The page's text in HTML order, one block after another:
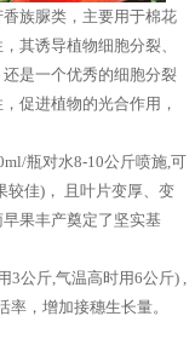
族脲类，主要用于棉花
其诱导植物细胞分裂、
是一个优秀的细胞分裂
促进植物的光合作用，
瓶对水8-10公斤喷施,可
较佳)， 且叶片变厚、变
果丰产奠定了坚实基
3公斤,气温高时用6公斤) ,
，增加接穗生长量。